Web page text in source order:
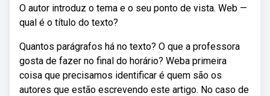
O autor introduz o tema e o seu ponto de vista. Web —
qual é o título do texto?
Quantos parágrafos há no texto? O que a professora
gosta de fazer no final do horário? Weba primeira
coisa que precisamos identificar é quem são os
autores que estão escrevendo este artigo. No caso de